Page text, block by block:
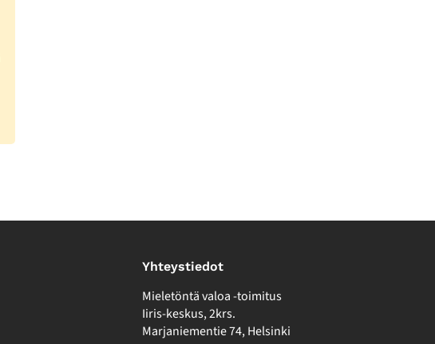
Yhteystiedot
Mieletöntä valoa -toimitus
Iiris-keskus, 2krs.
Marjaniementie 74, Helsinki